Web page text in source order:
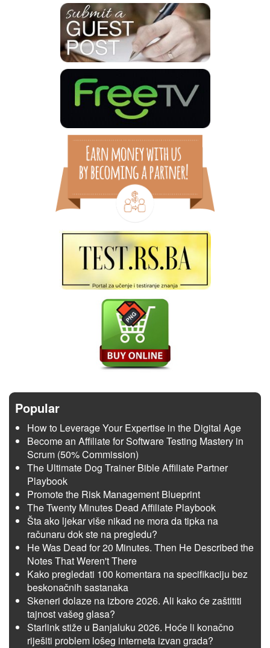
Popular
How to Leverage Your Expertise in the Digital Age
Become an Affiliate for Software Testing Mastery in
Scrum (50% Commission)
The Ultimate Dog Trainer Bible Affiliate Partner
Playbook
Promote the Risk Management Blueprint
The Twenty Minutes Dead Affiliate Playbook
Šta ako ljekar više nikad ne mora da tipka na
računaru dok ste na pregledu?
He Was Dead for 20 Minutes. Then He Described the
Notes That Weren't There
Kako pregledati 100 komentara na specifikaciju bez
beskonačnih sastanaka
Skeneri dolaze na izbore 2026. Ali kako će zaštititi
tajnost vašeg glasa?
Starlink stiže u Banjaluku 2026. Hoće li konačno
riješiti problem lošeg interneta izvan grada?